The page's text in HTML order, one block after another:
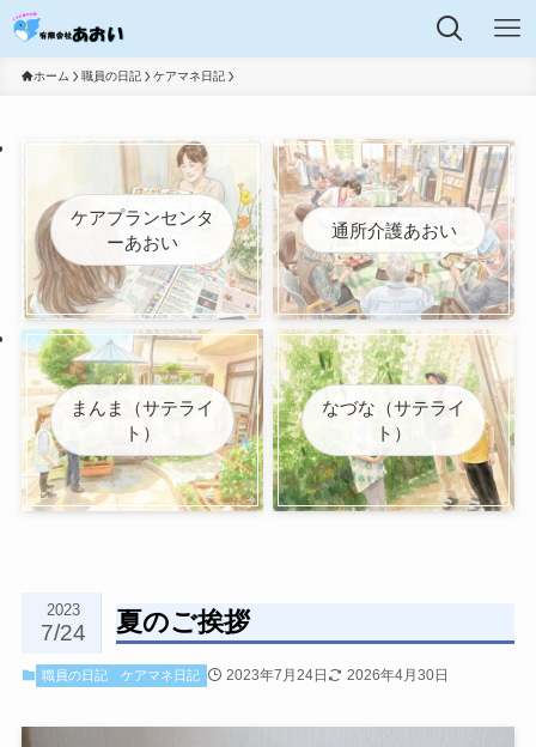
ホーム 職員の日記 ケアマネ日記
ケアプランセンタ
ーあおい
通所介護あおい
まんま（サテライ
ト）
なづな（サテライ
ト）
夏のご挨拶
2023
7/24
職員の日記 ケアマネ日記 2023年7月24日 2026年4月30日